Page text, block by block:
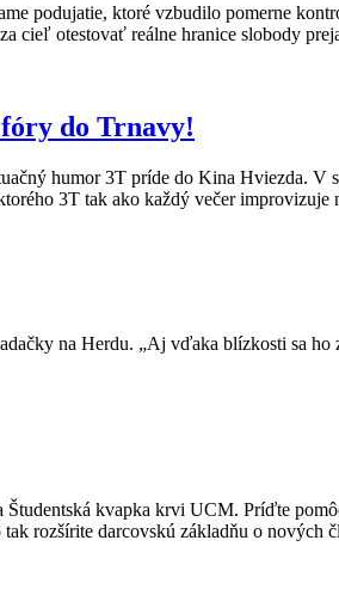
podujatie, ktoré vzbudilo pomerne
cieľ otestovať reálne hranice slobody
do Trnavy!
humor 3T príde do Kina Hviezda. V
3T tak ako každý večer improvizuje
na Herdu. „Aj vďaka blízkosti sa
Študentská kvapka krvi UCM. Príďte
rozšírite darcovskú základňu o nových